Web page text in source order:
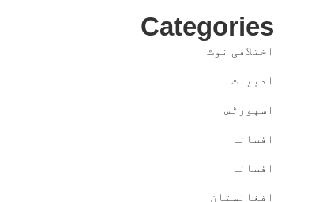
Categories
اختلافی نوٹ
ادبیات
اسپورٹس
افسانہ
افسانہ
افغانستان